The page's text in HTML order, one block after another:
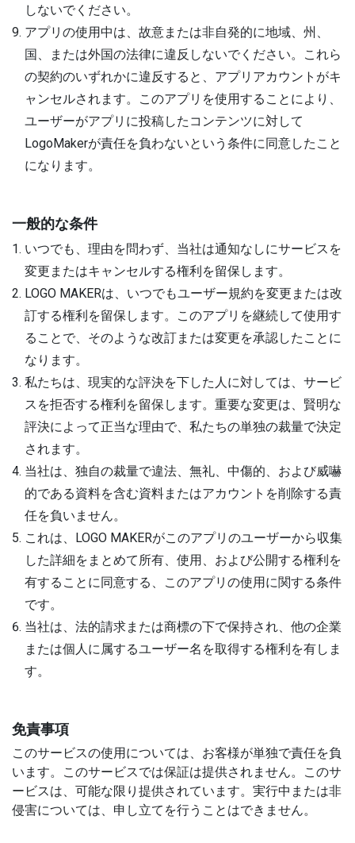
しないでください。
アプリの使用中は、故意または非自発的に地域、州、
国、または外国の法律に違反しないでください。これら
の契約のいずれかに違反すると、アプリアカウントがキ
ャンセルされます。このアプリを使用することにより、
ユーザーがアプリに投稿したコンテンツに対して
LogoMakerが責任を負わないという条件に同意したこと
になります。
一般的な条件
いつでも、理由を問わず、当社は通知なしにサービスを
変更またはキャンセルする権利を留保します。
LOGO MAKERは、いつでもユーザー規約を変更または改
訂する権利を留保します。このアプリを継続して使用す
ることで、そのような改訂または変更を承認したことに
なります。
私たちは、現実的な評決を下した人に対しては、サービ
スを拒否する権利を留保します。重要な変更は、賢明な
評決によって正当な理由で、私たちの単独の裁量で決定
されます。
当社は、独自の裁量で違法、無礼、中傷的、および威嚇
的である資料を含む資料またはアカウントを削除する責
任を負いません。
これは、LOGO MAKERがこのアプリのユーザーから収集
した詳細をまとめて所有、使用、および公開する権利を
有することに同意する、このアプリの使用に関する条件
です。
当社は、法的請求または商標の下で保持され、他の企業
または個人に属するユーザー名を取得する権利を有しま
す。
免責事項
このサービスの使用については、お客様が単独で責任を負
います。このサービスでは保証は提供されません。このサ
ービスは、可能な限り提供されています。実行中または非
侵害については、申し立てを行うことはできません。